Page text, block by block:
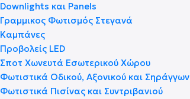
Downlights και Panels
Γραμμικος Φωτισμός Στεγανά
Καμπάνες
Προβολείς LED
Σποτ Χωνευτά Εσωτερικού Χώρου
Φωτιστικά Οδικού, Αξονικού και Σηράγγων
Φωτιστικά Πισίνας και Συντριβανιού